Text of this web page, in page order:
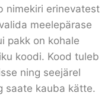
nimekiri erinevatest
meelepärase
pakk on kohale
koodi. Kood tuleb
ning seejärel
saate kauba kätte.